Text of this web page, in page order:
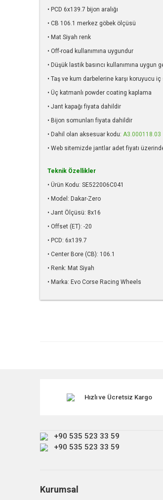
• PCD 6x139.7 bijon aralığı
• CB 106.1 merkez göbek ölçüsü
• Mat Siyah renk
• Off-road kullanımına uygundur
• Düşük lastik basıncı kullanımına uygun
• Taş ve kum darbelerine karşı koruyucu iç
• Üç katmanlı powder coating kaplama
• Jant kapağı fiyata dahildir
• Bijon somunları fiyata dahildir
• Dahil olan aksesuar kodu: A3.000118.03
• Web sitemizde jantlar adet fiyatı
Teknik Özellikler
• Ürün Kodu: SE522006C041
• Model: Dakar-Zero
• Jant Ölçüsü: 8x16
• Offset (ET): -20
• PCD: 6x139.7
• Center Bore (CB): 106.1
• Renk: Mat Siyah
• Marka: Evo Corse Racing Wheels
Bu ürüne benzer farklı alternatifler
Hızlı ve Ücretsiz Kargo
+90 535 523 33 59
+90 535 523 33 59
Kurumsal